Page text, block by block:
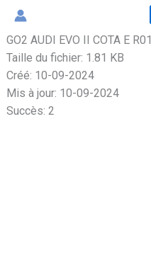
Aller
contenu
GO2 AUDI EVO II COTA E R01
Taille du fichier: 1.81 KB
Créé: 10-09-2024
Mis à jour: 10-09-2024
Succès: 2